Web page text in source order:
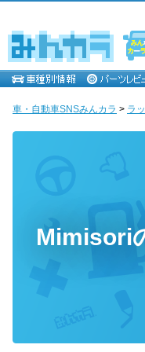
車・自動車SNSみんカラ > ラ
Mimisori